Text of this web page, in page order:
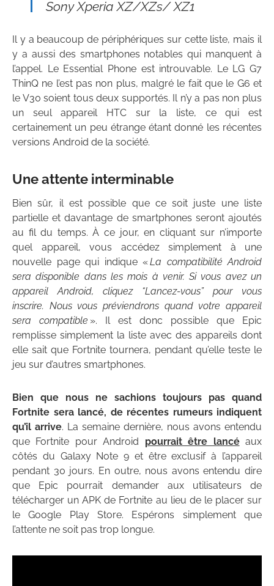
Sony Xperia XZ/XZs/ XZ1
Il y a beaucoup de périphériques sur cette liste, mais il
y a aussi des smartphones notables qui manquent à
l’appel. Le Essential Phone est introuvable. Le LG G7
ThinQ ne l’est pas non plus, malgré le fait que le G6 et
le V30 soient tous deux supportés. Il n’y a pas non plus
un seul appareil HTC sur la liste, ce qui est
certainement un peu étrange étant donné les récentes
versions Android de la société.
Une attente interminable
Bien sûr, il est possible que ce soit juste une liste
partielle et davantage de smartphones seront ajoutés
au fil du temps. À ce jour, en cliquant sur n’importe
quel appareil, vous accédez simplement à une
nouvelle page qui indique «La compatibilité Android
sera disponible dans les mois à venir. Si vous avez un
appareil Android, cliquez “Lancez-vous” pour vous
inscrire. Nous vous préviendrons quand votre appareil
sera compatible ». Il est donc possible que Epic
remplisse simplement la liste avec des appareils dont
elle sait que Fortnite tournera, pendant qu’elle teste le
jeu sur d’autres smartphones.
Bien que nous ne sachions toujours pas quand
Fortnite sera lancé, de récentes rumeurs indiquent
qu’il arrive. La semaine dernière, nous avons entendu
que Fortnite pour Android pourrait être lancéaux
côtés du Galaxy Note 9 et être exclusif à l’appareil
pendant 30 jours. En outre, nous avons entendu dire
que Epic pourrait demander aux utilisateurs de
télécharger un APK de Fortnite au lieu de le placer sur
le Google Play Store. Espérons simplement que
l’attente ne soit pas trop longue.